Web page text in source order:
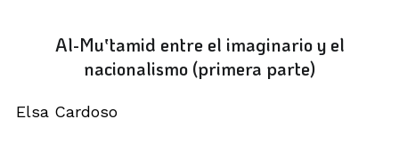
Al-Mu‛tamid entre el imaginario y el
nacionalismo (primera parte)
Elsa Cardoso